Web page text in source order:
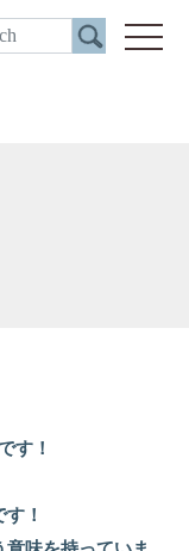
予約
す！
！